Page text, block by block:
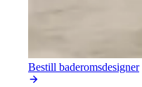
Bestill baderomsdesigner